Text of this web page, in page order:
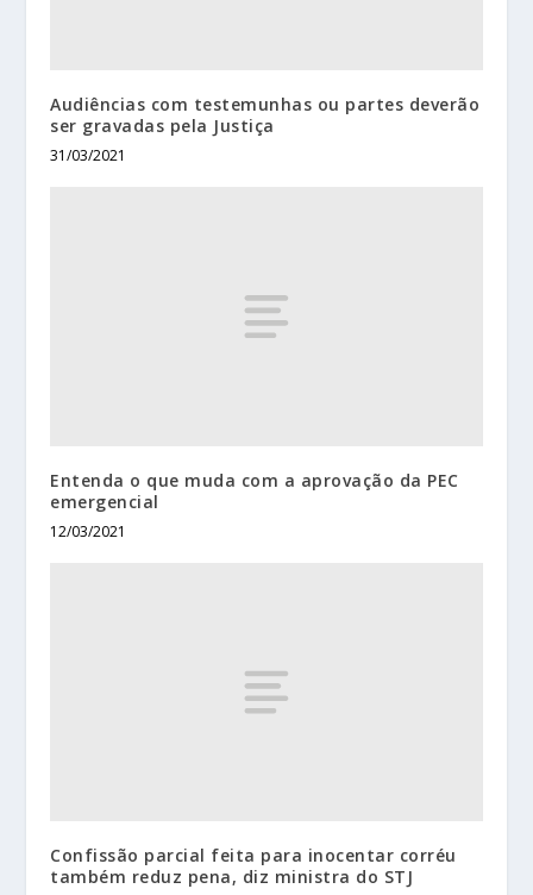
Audiências com testemunhas ou partes deverão
ser gravadas pela Justiça
31/03/2021
Entenda o que muda com a aprovação da PEC
emergencial
12/03/2021
Confissão parcial feita para inocentar corréu
também reduz pena, diz ministra do STJ